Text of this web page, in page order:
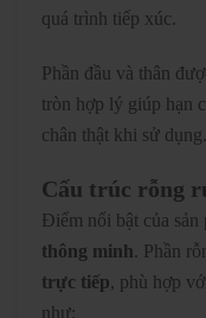
quá trình tiếp xúc.
Phần đầu và thân
tròn hợp lý giúp hạn
chân thật khi sử dụng.
Cấu trúc rỗng
Điểm nổi bật của sản
thông minh. Phần
trực tiếp, phù hợp
như: